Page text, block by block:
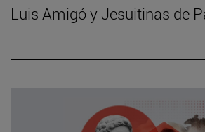
Luis Amigó y Jesuitinas de